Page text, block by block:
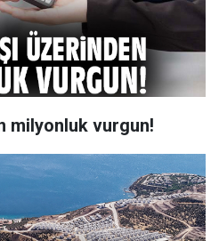
milyonluk vurgun!